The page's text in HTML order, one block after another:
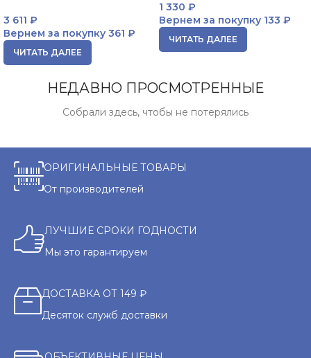
3 611 ₽
Вернем за покупку 361 ₽
ЧИТАТЬ ДАЛЕЕ
1 330 ₽
Вернем за покупку 133 ₽
ЧИТАТЬ ДАЛЕЕ
НЕДАВНО ПРОСМОТРЕННЫЕ
Собрали здесь, чтобы не потерялись
ОРИГИНАЛЬНЫЕ ТОВАРЫ
От производителей
ЛУЧШИЕ СРОКИ ГОДНОСТИ
Мы это гарантируем
ДОСТАВКА ОТ 149 ₽
Десяток служб доставки